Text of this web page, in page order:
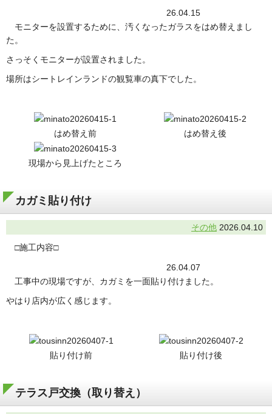
26.04.15
モニターを設置するために、汚くなったガラスをはめ替えまし
た。
さっそくモニターが設置されました。
場所はシートレインランドの観覧車の真下でした。
はめ替え前 はめ替え後
現場から見上げたところ
カガミ貼り付け
その他 2026.04.10
□施工内容□
26.04.07
工事中の現場ですが、カガミを一面貼り付けました。
やはり店内が広く感じます。
貼り付け前 貼り付け後
テラス戸交換（取り替え）